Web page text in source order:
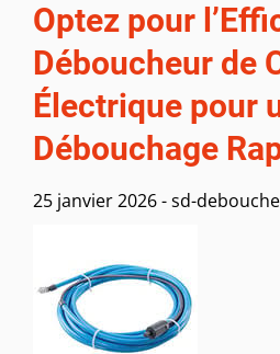
Optez pour
Déboucheur de
Électrique pour
Débouchage
25 janvier 2026-sd-